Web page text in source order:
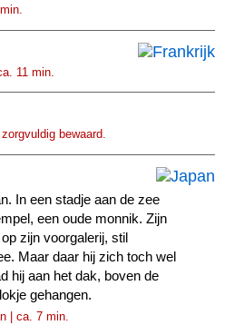
11 min.
bewaard.
In een stadje aan de zee
een oude monnik. Zijn
zijn voorgalerij, stil
Maar daar hij zich toch wel
hij aan het dak, boven de
gehangen.
| ca. 7 min.